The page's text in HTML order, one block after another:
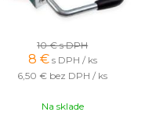
10 €s DPH
8 € s DPH / ks
6,50 € bez DPH / ks
Na sklade